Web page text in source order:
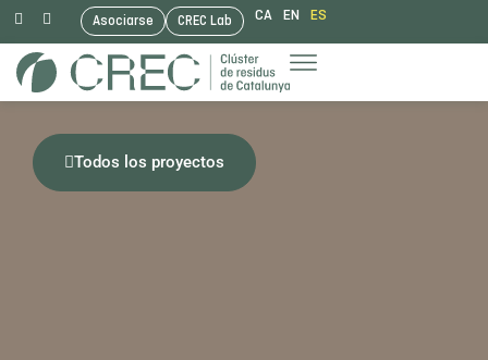
Saltar
al
Asociarse CREC Lab CA EN ES
Todos los proyectos